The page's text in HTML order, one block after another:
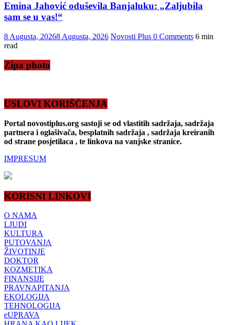
Emina Jahović oduševila Banjaluku: „Zaljubila
sam se u vas!“
8 Augusta, 20268 Augusta, 2026 Novosti Plus 0 Comments 6 min
read
Zipa photo
USLOVI KORIŠĆENJA
Portal novostiplus.org sastoji se od vlastitih sadržaja, sadržaja
partnera i oglašivača, besplatnih sadržaja , sadržaja kreiranih
od strane posjetilaca , te linkova na vanjske stranice.
IMPRESUM
KORISNI LINKOVI
O NAMA
LJUDI
KULTURA
PUTOVANJA
ŽIVOTINJE
DOKTOR
KOZMETIKA
FINANSIJE
PRAVNAPITANJA
EKOLOGIJA
TEHNOLOGIJA
eUPRAVA